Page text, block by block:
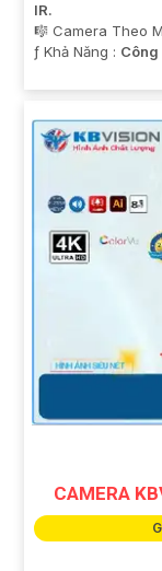
IR.
🎼️ Camera Theo
️ƒ Khả Năng : Công
CAMERA